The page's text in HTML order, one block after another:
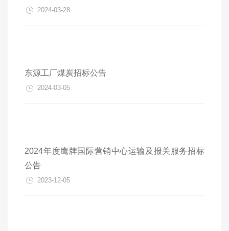
2024-03-28
东源工厂煤炭招标公告
2024-03-05
2024年度鹰牌国际营销中心运输及报关服务招标
公告
2023-12-05